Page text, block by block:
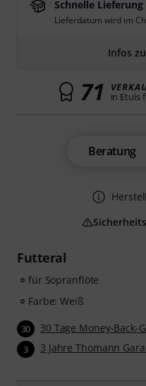
Futteral
für Sopranflöte
Farbe: Weiß
30 30 Tage Money-Back-
3 3 Jahre Thomann
Schnelle Lieferung
Lieferdatum wird im
Infos
71 in Etuis
Beratung